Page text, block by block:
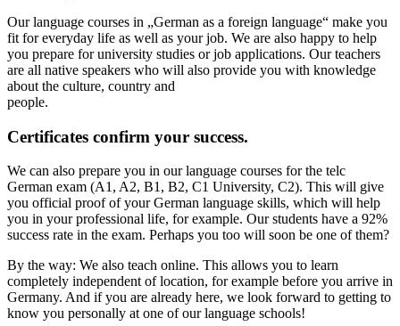
Our language courses in „German as a foreign language“ make you
fit for everyday life as well as your job. We are also happy to help
you prepare for university studies or job applications. Our teachers
are all native speakers who will also provide you with knowledge
about the culture, country and
people.
Certificates confirm your success.
We can also prepare you in our language courses for the telc
German exam (A1, A2, B1, B2, C1 University, C2). This will give
you official proof of your German language skills, which will help
you in your professional life, for example. Our students have a 92%
success rate in the exam. Perhaps you too will soon be one of them?
By the way: We also teach online. This allows you to learn
completely independent of location, for example before you arrive in
Germany. And if you are already here, we look forward to getting to
know you personally at one of our language schools!